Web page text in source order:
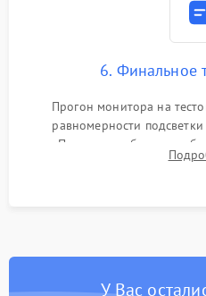
6. Финальное
Прогон монитора на
равномерности
Проверка
DisplayPort, VGA) и кнопок
У Вас